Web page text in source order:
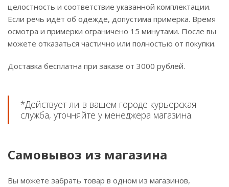
целостность и соответствие указанной комплектации.
Если речь идёт об одежде, допустима примерка. Время
осмотра и примерки ограничено 15 минутами. После вы
можете отказаться частично или полностью от покупки.
Доставка бесплатна при заказе от 3000 рублей.
*Действует ли в вашем городе курьерская
служба, уточняйте у менеджера магазина.
Самовывоз из магазина
Вы можете забрать товар в одном из магазинов,